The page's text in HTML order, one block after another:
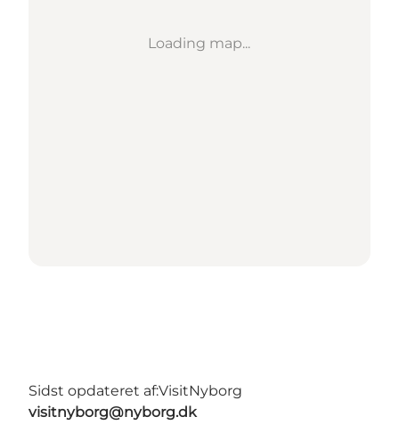
Loading map...
Sidst opdateret af:VisitNyborg
visitnyborg@nyborg.dk